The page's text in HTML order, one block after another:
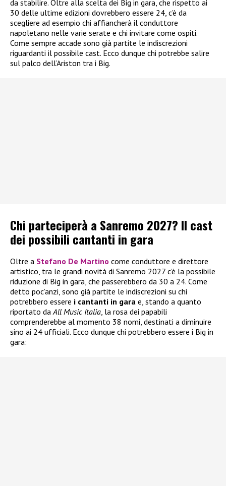
da stabilire. Oltre alla scelta dei Big in gara, che rispetto ai
30 delle ultime edizioni dovrebbero essere 24, c’è da
scegliere ad esempio chi affiancherà il conduttore
napoletano nelle varie serate e chi invitare come ospiti.
Come sempre accade sono già partite le indiscrezioni
riguardanti il possibile cast. Ecco dunque chi potrebbe salire
sul palco dell’Ariston tra i Big.
Chi parteciperà a Sanremo 2027? Il cast
dei possibili cantanti in gara
Oltre a Stefano De Martino come conduttore e direttore
artistico, tra le grandi novità di Sanremo 2027 c’è la possibile
riduzione di Big in gara, che passerebbero da 30 a 24. Come
detto poc’anzi, sono già partite le indiscrezioni su chi
potrebbero essere i cantanti in gara e, stando a quanto
riportato da All Music Italia , la rosa dei papabili
comprenderebbe al momento 38 nomi, destinati a diminuire
sino ai 24 ufficiali. Ecco dunque chi potrebbero essere i Big in
gara: